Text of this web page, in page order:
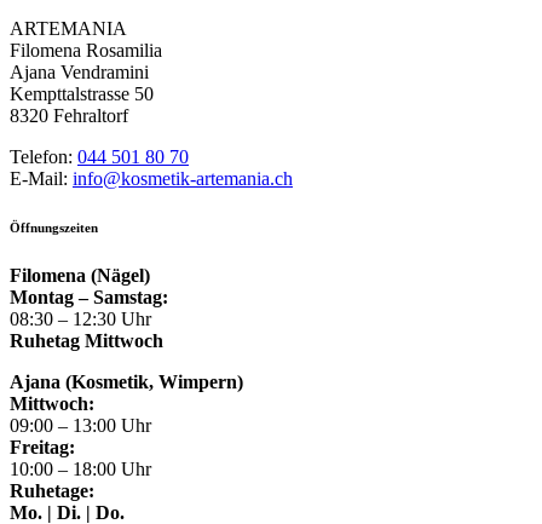
ARTEMANIA
Filomena Rosamilia
Ajana Vendramini
Kempttalstrasse 50
8320 Fehraltorf
Telefon: 044 501 80 70
E-Mail: info@kosmetik-artemania.ch
Öffnungszeiten
Filomena (Nägel)
Montag – Samstag:
08:30 – 12:30 Uhr
Ruhetag Mittwoch
Ajana (Kosmetik, Wimpern)
Mittwoch:
09:00 – 13:00 Uhr
Freitag:
10:00 – 18:00 Uhr
Ruhetage:
Mo. | Di. | Do.